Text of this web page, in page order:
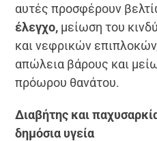
αυτές προσφέρουν
έλεγχο, μείωση του
και νεφρικών
απώλεια βάρους και
πρόωρου θανάτου.
Διαβήτης και
δημόσια υγεία